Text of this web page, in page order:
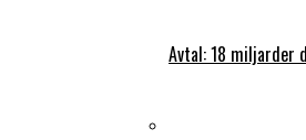
Avtal: 18 miljarder